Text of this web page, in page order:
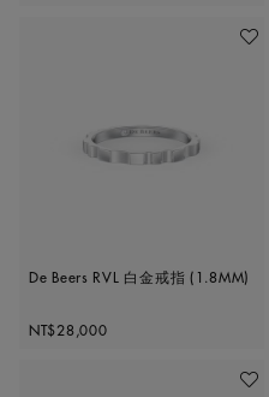
加
De Beers RVL 白金戒指 (1.8MM)
Original price
NT$28,000
加